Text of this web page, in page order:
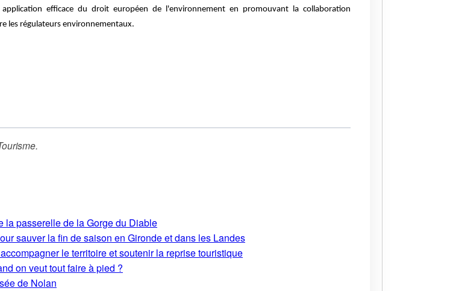
efficace du droit européen de l'environnement en promouvant la collaboration
les régulateurs environnementaux.
.
la passerelle de la Gorge du Diable
sauver la fin de saison en Gironde et dans les Landes
le territoire et soutenir la reprise touristique
on veut tout faire à pied ?
de Nolan